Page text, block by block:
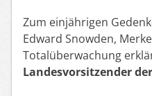
Zum einjährigen
Edward Snowden,
Totalüberwachung
Landesvorsitzender